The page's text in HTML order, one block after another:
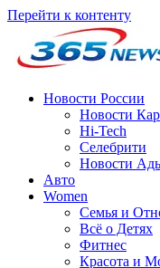
Перейти к контенту
Новости России
Новости
Hi-Tech
Селебрити
Новости
Авто
Women
Семья и
Всё о Детях
Фитнес
Красота и